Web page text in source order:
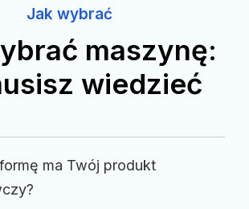
Jak wybrać
maszynę:
wiedzieć
ma Twój produkt